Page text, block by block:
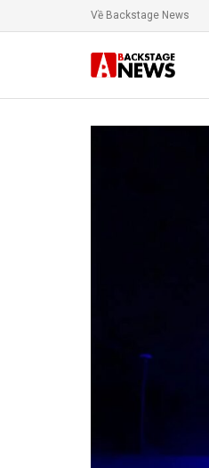
Về Backstage News